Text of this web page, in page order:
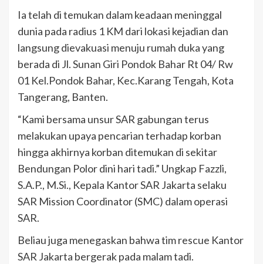
Ia telah di temukan dalam keadaan meninggal
dunia pada radius 1 KM dari lokasi kejadian dan
langsung dievakuasi menuju rumah duka yang
berada di Jl. Sunan Giri Pondok Bahar Rt 04/ Rw
01 Kel.Pondok Bahar, Kec.Karang Tengah, Kota
Tangerang, Banten.
“Kami bersama unsur SAR gabungan terus
melakukan upaya pencarian terhadap korban
hingga akhirnya korban ditemukan di sekitar
Bendungan Polor dini hari tadi.” Ungkap Fazzli,
S.A.P., M.Si., Kepala Kantor SAR Jakarta selaku
SAR Mission Coordinator (SMC) dalam operasi
SAR.
Beliau juga menegaskan bahwa tim rescue Kantor
SAR Jakarta bergerak pada malam tadi.